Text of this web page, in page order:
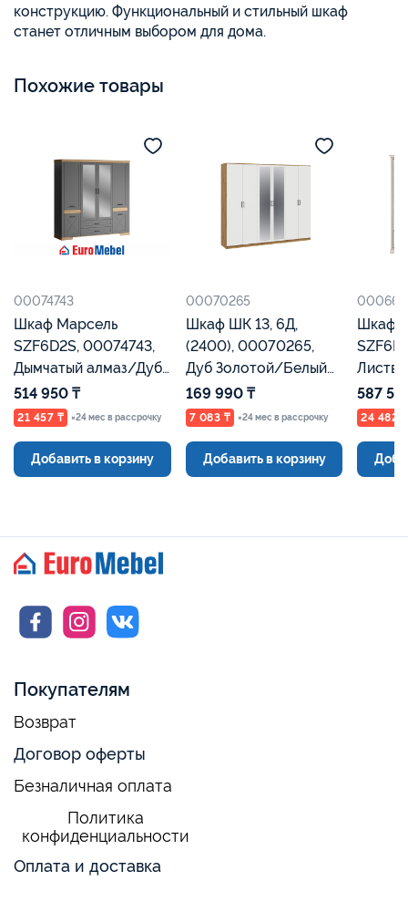
конструкцию. Функциональный и стильный шкаф
станет отличным выбором для дома.
Похожие товары
00074743
Шкаф Марсель
SZF6D2S, 00074743,
Дымчатый алмаз/Дуб
урбан янтарный,
Евромебель
514 950 ₸
21 457 ₸ ×24 мес в рассрочку
Добавить в корзину
00070265
Шкаф ШК 13, 6Д,
(2400), 00070265,
Дуб Золотой/Белый
Шагрень, Евромебель
169 990 ₸
7 083 ₸ ×24 мес в рассрочку
Добавить в корзину
Шкаф
587
24 482 ₸
Покупателям
Возврат
Договор оферты
Безналичная оплата
Политика
конфиденциальности
Оплата и доставка